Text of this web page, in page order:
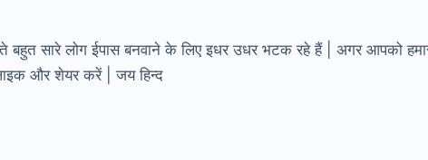
सारे लोग ईपास बनवाने के लिए इधर उधर भटक रहे हैं | अगर आपको
और शेयर करें | जय हिन्द